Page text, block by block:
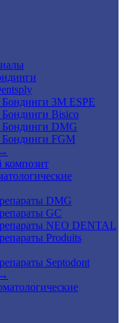
3M ESPE
Bisico
DMG
FGM
композит
DMG
GC
NEO DENTAL
Produits
Septodont